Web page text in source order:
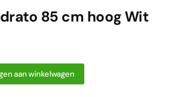
85 cm hoog Wit
aan winkelwagen